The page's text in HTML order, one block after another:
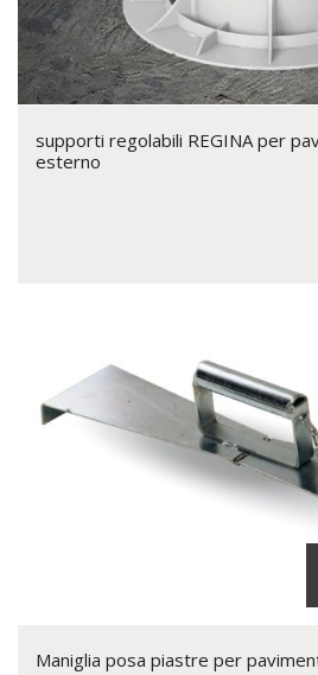
supporti regolabili REGINA per
esterno
Maniglia posa piastre per